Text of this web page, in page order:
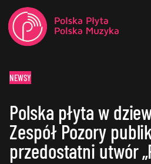
NEWSY
Polska płyta w
Zespół Pozory
przedostatni utwór